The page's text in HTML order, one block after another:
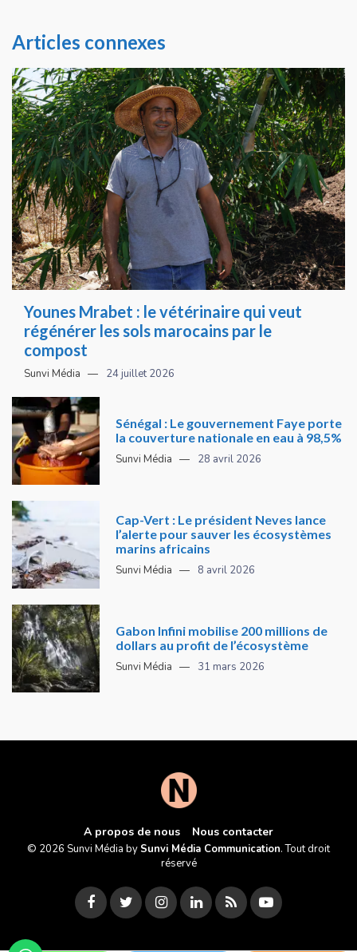
Articles connexes
Younes Mrabet : le vétérinaire qui veut
régénérer les sols marocains par le
compost
Sunvi Média 24 juillet 2026
Sénégal : Le gouvernement Faye porte
la couverture nationale en eau à 98,5%
Sunvi Média 28 avril 2026
Cap-Vert : Le président Neves lance
l’alerte pour sauver les écosystèmes
marins africains
Sunvi Média 8 avril 2026
Gabon Infini mobilise 200 millions de
dollars au profit de l’écosystème
Sunvi Média 31 mars 2026
A propos de nous Nous contacter
© 2026 Sunvi Média by Sunvi Média Communication. Tout droit
réservé